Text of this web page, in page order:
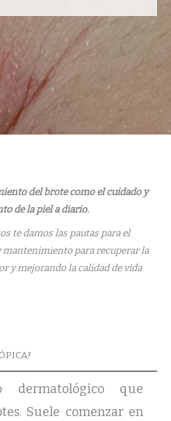
del brote como el cuidado y
de la piel a diario.
te damos las pautas para el
para recuperar la
y mejorando la calidad de vida
que
Suele comenzar en